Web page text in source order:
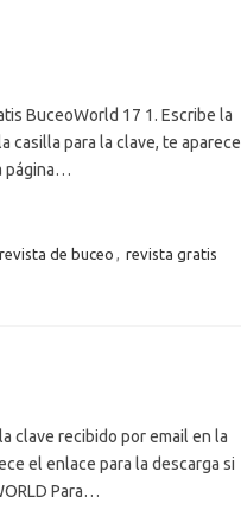
BuceoWorld 17 1. Escribe la
casilla para la clave, te aparece
página…
revista de buceo , revista gratis
clave recibido por email en la
el enlace para la descarga si
Para…